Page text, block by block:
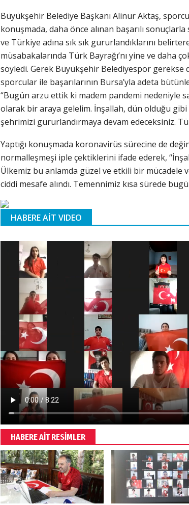
Büyükşehir Belediye Başkanı Alinur Aktaş,
konuşmada, daha önce alınan başarılı
ve Türkiye adına sık sık gururlandıklarını
müsabakalarında Türk Bayrağı’nı yine ve daha
söyledi. Gerek Büyükşehir Belediyespor
sporcular ile başarılarının Bursa’yla adeta
“Bugün arzu ettik ki madem pandemi nedeniyle
olarak bir araya gelelim. İnşallah, dün olduğu gibi
şehrimizi gururlandırmaya devam edeceksiniz.
Yaptığı konuşmada koronavirüs sürecine de
normalleşmeşi iple çektiklerini ifade ederek,
Ülkemiz bu anlamda güzel ve etkili bir mücadele
ciddi mesafe alındı. Temennimiz kısa sürede
HABERE AİT VIDEO
HABERE AİT RESİMLER